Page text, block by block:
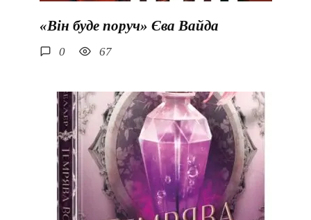
«Він буде поруч» Єва Вайда
0 67